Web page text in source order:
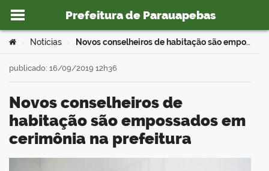
Ir para o conteúdo
Prefeitura de Parauapebas
portal
Você está aqui:
Notícias Novos conselheiros de habitação são empossados em cerimônia na prefeitura
Novos conselheiros de
habitação são empossados em
cerimônia na prefeitura
publicado: 16/09/2019 12h36